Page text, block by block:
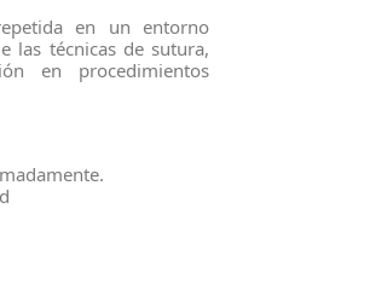
en un entorno
las técnicas de sutura,
en procedimientos